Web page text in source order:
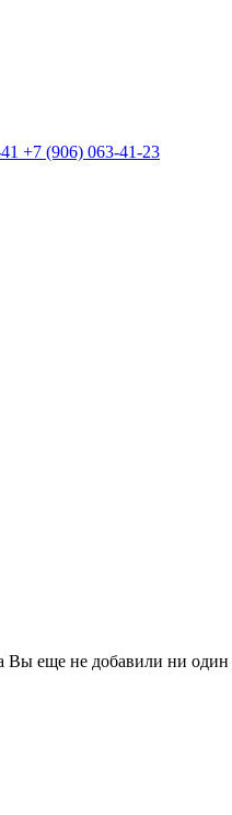
+7 (906) 063-41-23
Вы еще не добавили ни один